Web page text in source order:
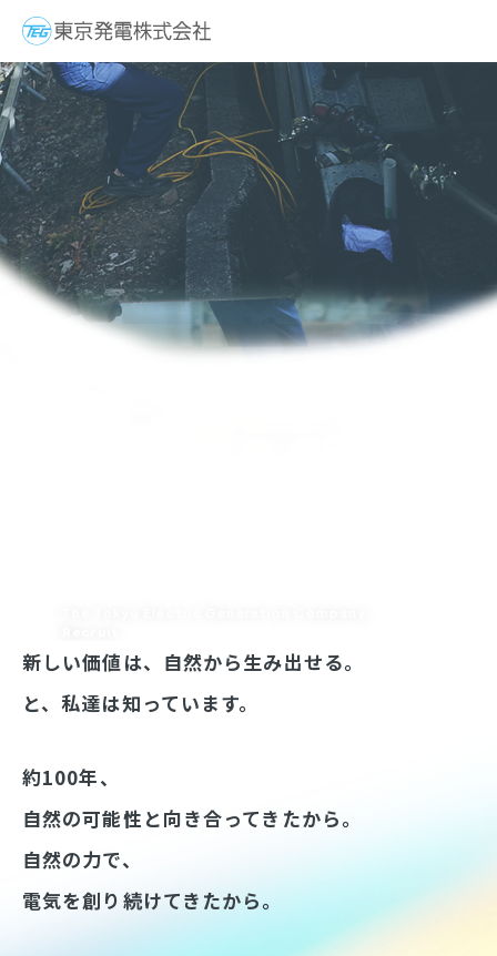
新しい価値は、自然から生み出せる。
と、私達は知っています。
約100年、
自然の可能性と向き合ってきたから。
自然の力で、
電気を創り続けてきたから。